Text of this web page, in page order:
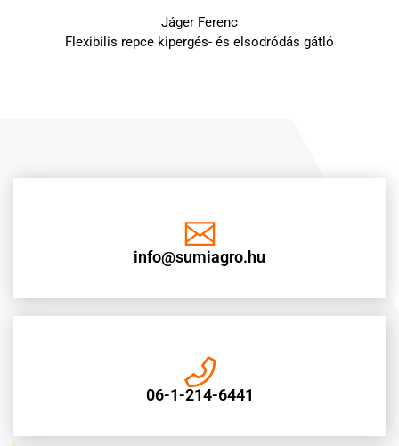
Jáger Ferenc
Flexibilis repce kipergés- és elsodródás gátló
info@sumiagro.hu
06-1-214-6441